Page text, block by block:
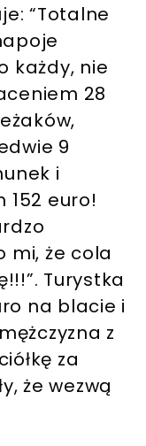
“Totalne
każdy, nie
28
9
i
152 euro!
mi, że cola
Turystka
na blacie i
z
za
że wezwą